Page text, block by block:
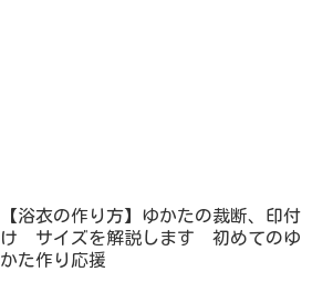
【浴衣の作り方】ゆかたの裁断、印付
け サイズを解説します 初めてのゆ
かた作り応援